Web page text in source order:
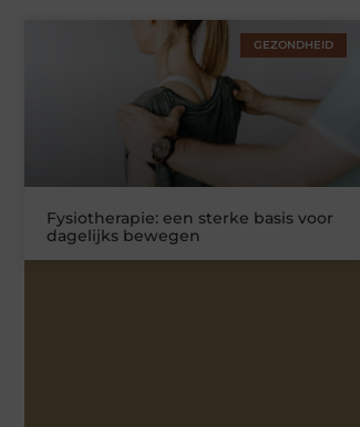
GEZONDHEID
Fysiotherapie: een sterke basis voor
dagelijks bewegen